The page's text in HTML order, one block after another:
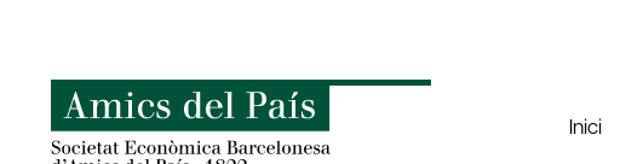
content
Inici